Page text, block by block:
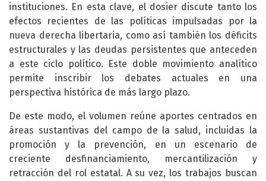
instituciones. En esta clave, el dosier discute tanto los
efectos recientes de las políticas impulsadas por la
nueva derecha libertaria, como así también los déficits
estructurales y las deudas persistentes que anteceden
a este ciclo político. Este doble movimiento analítico
permite inscribir los debates actuales en una
perspectiva histórica de más largo plazo.
De este modo, el volumen reúne aportes centrados en
áreas sustantivas del campo de la salud, incluidas la
promoción y la prevención, en un escenario de
creciente desfinanciamiento, mercantilización y
retracción del rol estatal. A su vez, los trabajos buscan